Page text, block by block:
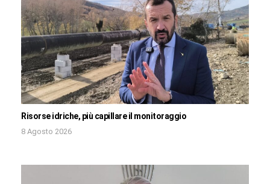
Risorse idriche, più capillare il monitoraggio
8 Agosto 2026